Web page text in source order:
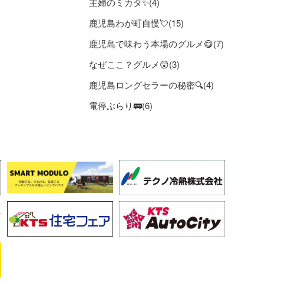
鹿児島わが町自慢💘(15)
鹿児島で味わう本場のグルメ😋(7)
なぜここ？グルメ😲(3)
鹿児島ロングセラーの秘密🔍(4)
電停ぶらり🚃(6)